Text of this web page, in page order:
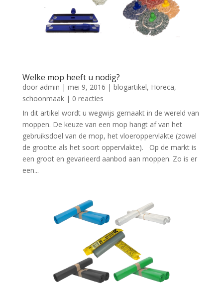
Welke mop heeft u nodig?
door admin | mei 9, 2016 | blogartikel, Horeca,
schoonmaak| 0 reacties
In dit artikel wordt u wegwijs gemaakt in de wereld van
moppen. De keuze van een mop hangt af van het
gebruiksdoel van de mop, het vloeroppervlakte (zowel
de grootte als het soort oppervlakte). Op de markt is
een groot en gevarieerd aanbod aan moppen. Zo is er
een...